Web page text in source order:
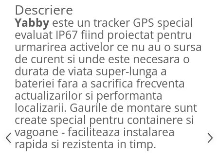
Descriere
Yabby este un tracker GPS special
evaluat IP67 fiind proiectat pentru
urmarirea activelor ce nu au o sursa
de curent si unde este necesara o
durata de viata super-lunga a
bateriei fara a sacrifica frecventa
actualizarilor si performanta
localizarii. Gaurile de montare sunt
create special pentru containere si
vagoane - faciliteaza instalarea
rapida si rezistenta in timp.